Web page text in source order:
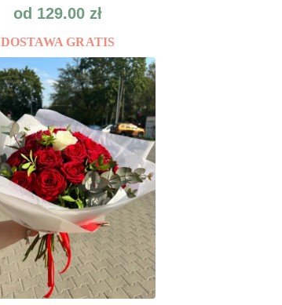
od 129.00 zł
DOSTAWA GRATIS